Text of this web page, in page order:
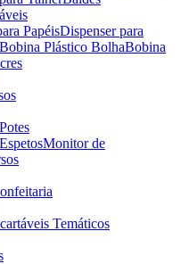
PapéisDispenser para
Bobina Plástico BolhaBobina
Potes
Monitor de
Temáticos